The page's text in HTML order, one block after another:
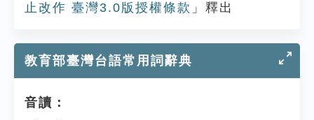
止改作 臺灣3.0版授權條款 」釋出
教育部臺灣台語常用詞辭典
音讀：